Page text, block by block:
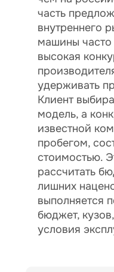
часть
внутреннего
машины часто
высокая
удерживать
Клиент
модель, а
известной
пробегом,
стоимостью.
рассчитать
лишних
выполняется
бюджет,
условия